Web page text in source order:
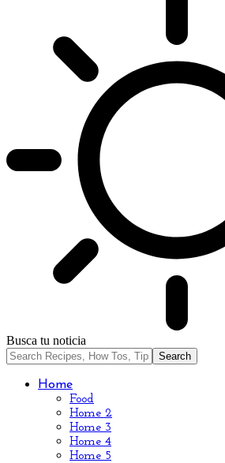
Busca tu noticia
Home
Food
Home 2
Home 3
Home 4
Home 5